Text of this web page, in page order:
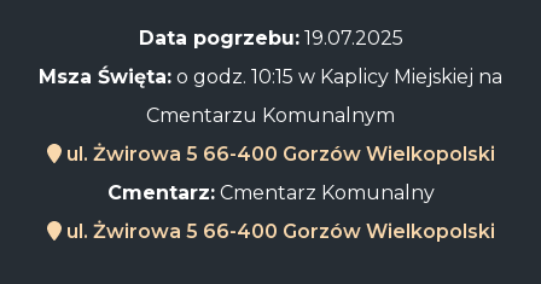
Data pogrzebu:19.07.2025
Msza Święta: o godz. 10:15 w Kaplicy Miejskiej na
Cmentarzu Komunalnym
ul. Żwirowa 5 66-400 Gorzów Wielkopolski
Cmentarz:Cmentarz Komunalny
ul. Żwirowa 5 66-400 Gorzów Wielkopolski